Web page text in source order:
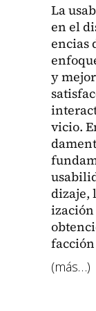
La
en el
en­cias
y
vi­cio.
diza­je,
ización
(más…)